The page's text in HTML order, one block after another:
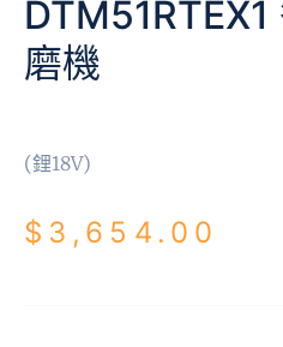
磨機
(鋰18V)
$ 3,654.00